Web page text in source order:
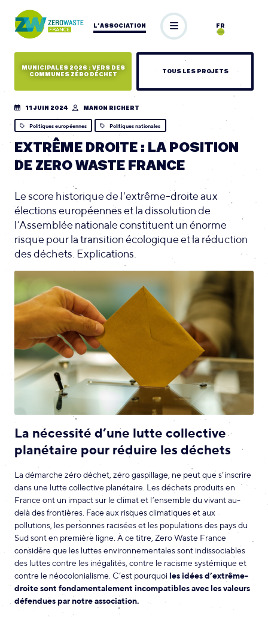
L’ASSOCIATION FR
MUNICIPALES 2026 : VERS DES
COMMUNES ZÉRO DÉCHET
TOUS LES PROJETS
11 JUIN 2024 MANON RICHERT
Politiques européennes Politiques nationales
EXTRÊME DROITE : LA POSITION
DE ZERO WASTE FRANCE
Le score historique de l'extrême-droite aux
élections européennes et la dissolution de
l’Assemblée nationale constituent un énorme
risque pour la transition écologique et la réduction
des déchets. Explications.
La nécessité d’une lutte collective
planétaire pour réduire les déchets
La démarche zéro déchet, zéro gaspillage, ne peut que s’inscrire
dans une lutte collective planétaire. Les déchets produits en
France ont un impact sur le climat et l’ensemble du vivant au-
delà des frontières. Face aux risques climatiques et aux
pollutions, les personnes racisées et les populations des pays du
Sud sont en première ligne. À ce titre, Zero Waste France
considère que les luttes environnementales sont indissociables
des luttes contre les inégalités, contre le racisme systémique et
contre le néocolonialisme. C’est pourquoi les idées d’extrême-
droite sont fondamentalement incompatibles avec les valeurs
défendues par notre association.